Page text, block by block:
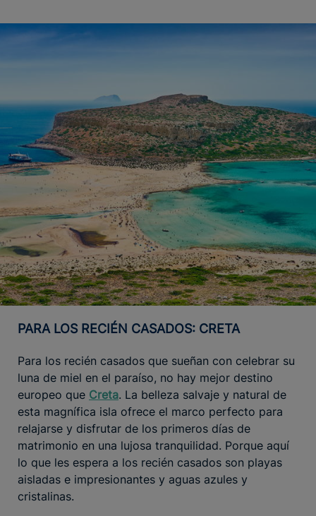
PARA LOS RECIÉN CASADOS: CRETA
Para los recién casados que sueñan con celebrar su
luna de miel en el paraíso, no hay mejor destino
europeo que Creta. La belleza salvaje y natural de
esta magnífica isla ofrece el marco perfecto para
relajarse y disfrutar de los primeros días de
matrimonio en una lujosa tranquilidad. Porque aquí
lo que les espera a los recién casados son playas
aisladas e impresionantes y aguas azules y
cristalinas.